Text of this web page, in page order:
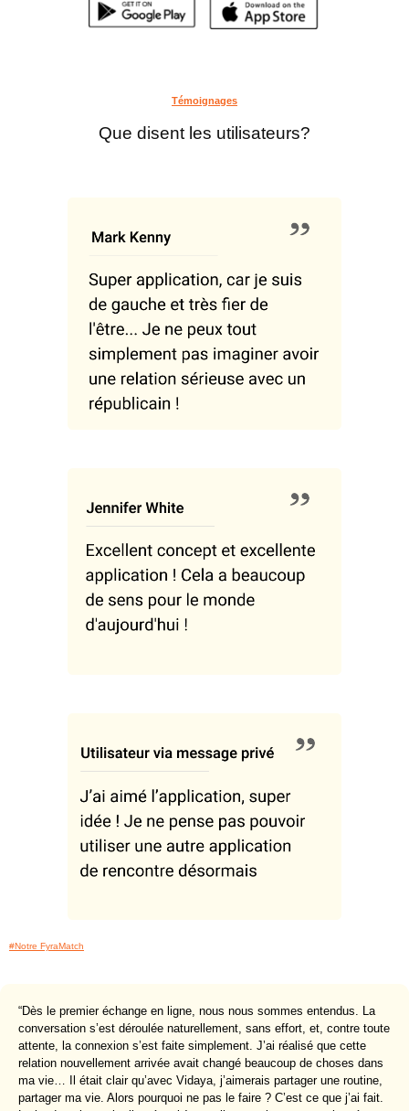
Témoignages
Que disent les utilisateurs?
#Notre FyraMatch
“Dès le premier échange en ligne, nous nous sommes entendus. La
conversation s’est déroulée naturellement, sans effort, et, contre toute
attente, la connexion s’est faite simplement. J’ai réalisé que cette
relation nouvellement arrivée avait changé beaucoup de choses dans
ma vie… Il était clair qu’avec Vidaya, j’aimerais partager une routine,
partager ma vie. Alors pourquoi ne pas le faire ? C’est ce que j’ai fait.